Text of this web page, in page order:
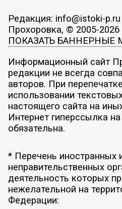
Редакция: info@istoki-p.ru
Прохоровка, © 2005-2026
ПОКАЗАТЬ БАННЕРНЫЕ
Информационный сайт
редакции не всегда
авторов. При
использовании
настоящего сайта на
Интернет гиперссылка
обязательна.
* Перечень
неправительственных
деятельность которых
нежелательной на
Федерации: